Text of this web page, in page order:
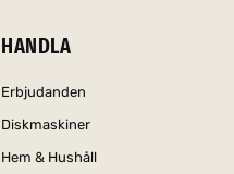
HANDLA
Erbjudanden
Diskmaskiner
Hem & Hushåll